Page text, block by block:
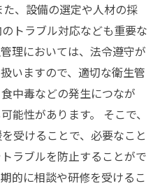
、設備の選定や人材の採
トラブル対応なども重要な
理においては、法令遵守が
いますので、適切な衛生管
中毒などの発生につなが
能性があります。 そこで、
受けることで、必要なこと
ラブルを防止することがで
的に相談や研修を受けるこ